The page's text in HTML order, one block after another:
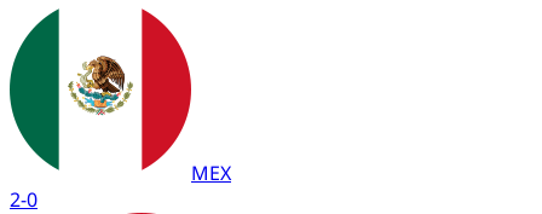
MEX
2-0